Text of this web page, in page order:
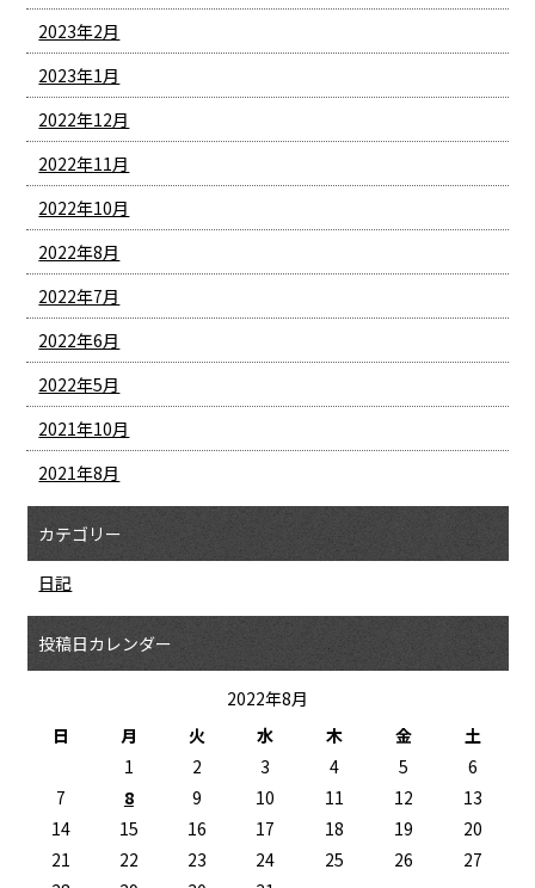
2023年2月
2023年1月
2022年12月
2022年11月
2022年10月
2022年8月
2022年7月
2022年6月
2022年5月
2021年10月
2021年8月
カテゴリー
日記
投稿日カレンダー
2022年8月
日
月 火 水 木 金
土
1
2 3 4 5
6
7
8 9 10 11 12
13
14
15 16 17 18 19
20
21
22 23 24 25 26
27